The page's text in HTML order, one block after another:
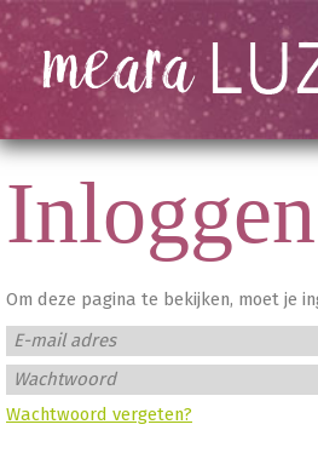
Inloggen
Om deze pagina te bekijken, moet je
E-mail adres
Wachtwoord
Wachtwoord vergeten?